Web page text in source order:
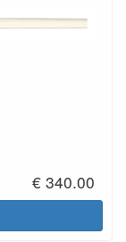
€ 340.00